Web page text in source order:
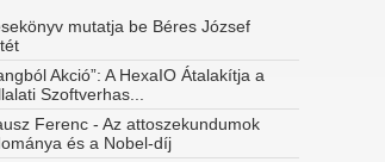
mutatja be Béres József
Akció”: A HexaIO Átalakítja a
Szoftverhas...
Ferenc - Az attoszekundumok
és a Nobel‑díj